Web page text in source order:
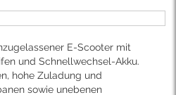
E-Scooter mit
und Schnellwechsel-Akku.
hohe Zuladung und
sowie unebenen